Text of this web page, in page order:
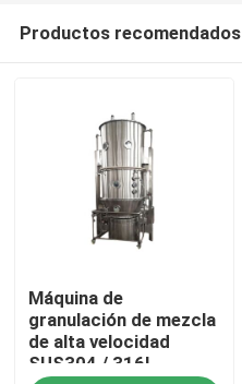
Productos
Sobre nosotros
Productos recomendados
Máquina de
granulación de mezcla
de alta velocidad
SUS304 / 316L